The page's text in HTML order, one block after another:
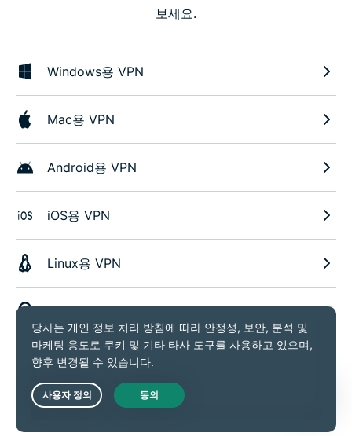
보세요.
Windows용 VPN
Mac용 VPN
Android용 VPN
iOS용 VPN
Linux용 VPN
Chrome용 VPN 확장 프로그램
Firefox용 VPN 확장 프로그램
Edge용 VPN 확장 프로그램